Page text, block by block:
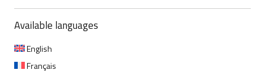
Available languages
English
Français